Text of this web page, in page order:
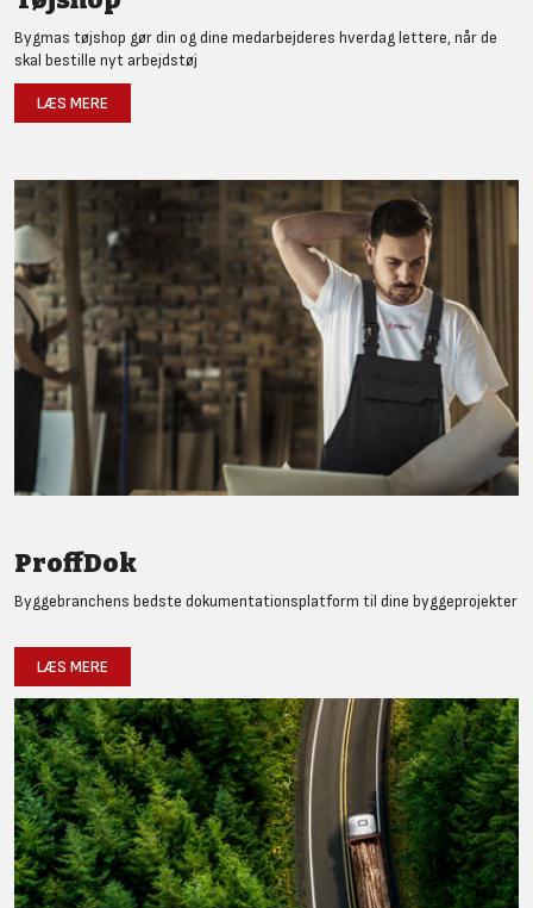
Bygmas tøjshop gør din og dine medarbejderes hverdag lettere, når de
skal bestille nyt arbejdstøj
LÆS MERE
ProffDok
Byggebranchens bedste dokumentationsplatform til dine byggeprojekter
LÆS MERE